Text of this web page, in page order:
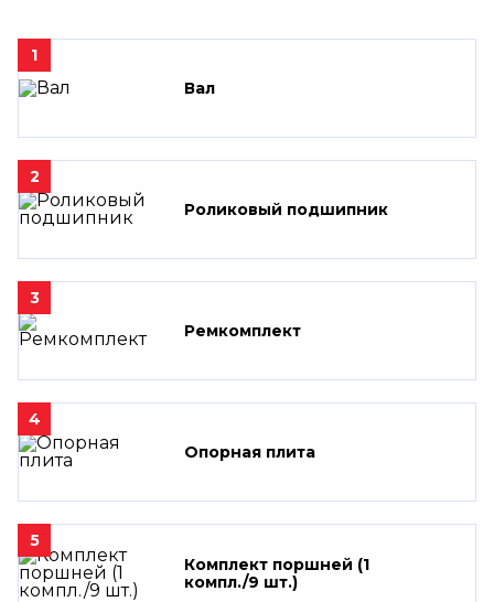
1
Вал
2
Роликовый подшипник
3
Ремкомплект
4
Опорная плита
5
Комплект поршней (1
компл./9 шт.)